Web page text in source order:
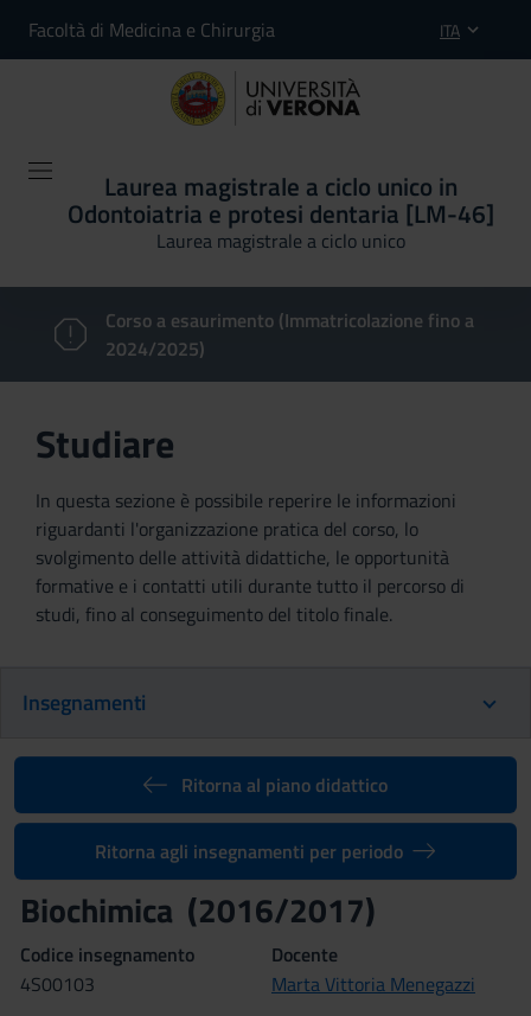
Facoltà di Medicina e Chirurgia ITA
Laurea magistrale a ciclo unico in
Odontoiatria e protesi dentaria [LM-46]
Laurea magistrale a ciclo unico
Corso a esaurimento (Immatricolazione fino a
2024/2025)
Studiare
In questa sezione è possibile reperire le informazioni
riguardanti l'organizzazione pratica del corso, lo
svolgimento delle attività didattiche, le opportunità
formative e i contatti utili durante tutto il percorso di
studi, fino al conseguimento del titolo finale.
Insegnamenti
Ritorna al piano didattico
Ritorna agli insegnamenti per periodo
Biochimica (2016/2017)
Codice insegnamento
4S00103
Docente
Marta Vittoria Menegazzi